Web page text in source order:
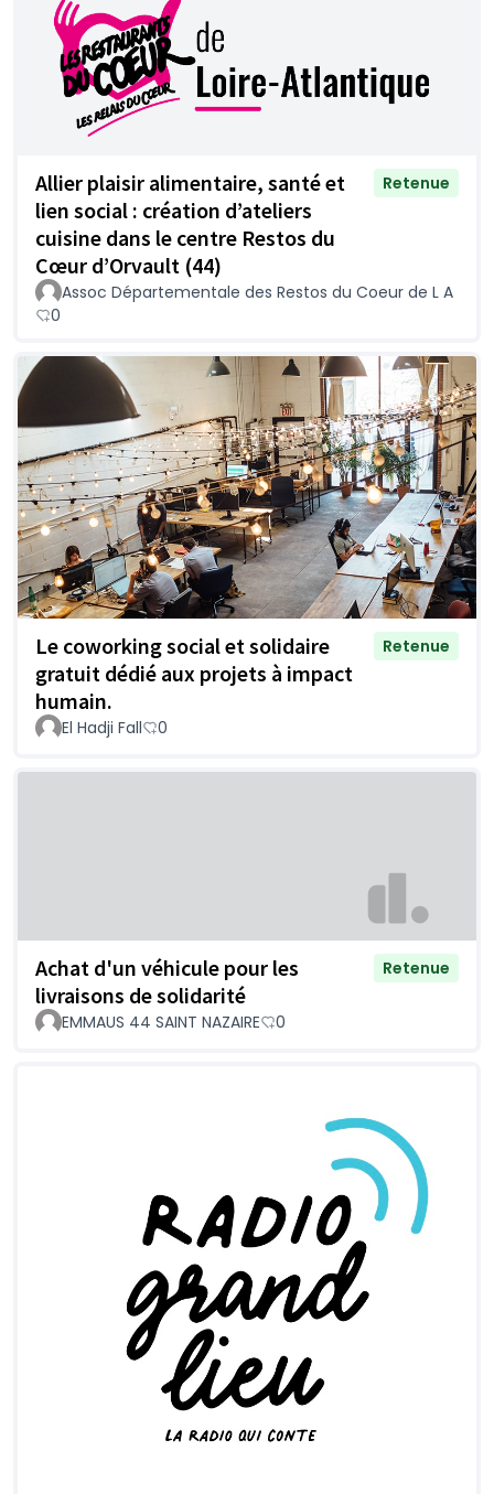
Allier plaisir alimentaire, santé et
lien social : création d’ateliers
cuisine dans le centre Restos du
Cœur d’Orvault (44)
Retenue
Assoc Départementale des Restos du Coeur de L A
0
Le coworking social et solidaire
gratuit dédié aux projets à impact
humain.
Retenue
El Hadji Fall 0
Achat d'un véhicule pour les
livraisons de solidarité
Retenue
EMMAUS 44 SAINT NAZAIRE 0